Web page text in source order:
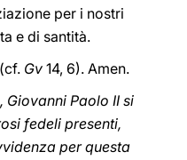
per i nostri
e di santità.
Gv 14, 6). Amen.
Giovanni Paolo II si
fedeli presenti,
per questa